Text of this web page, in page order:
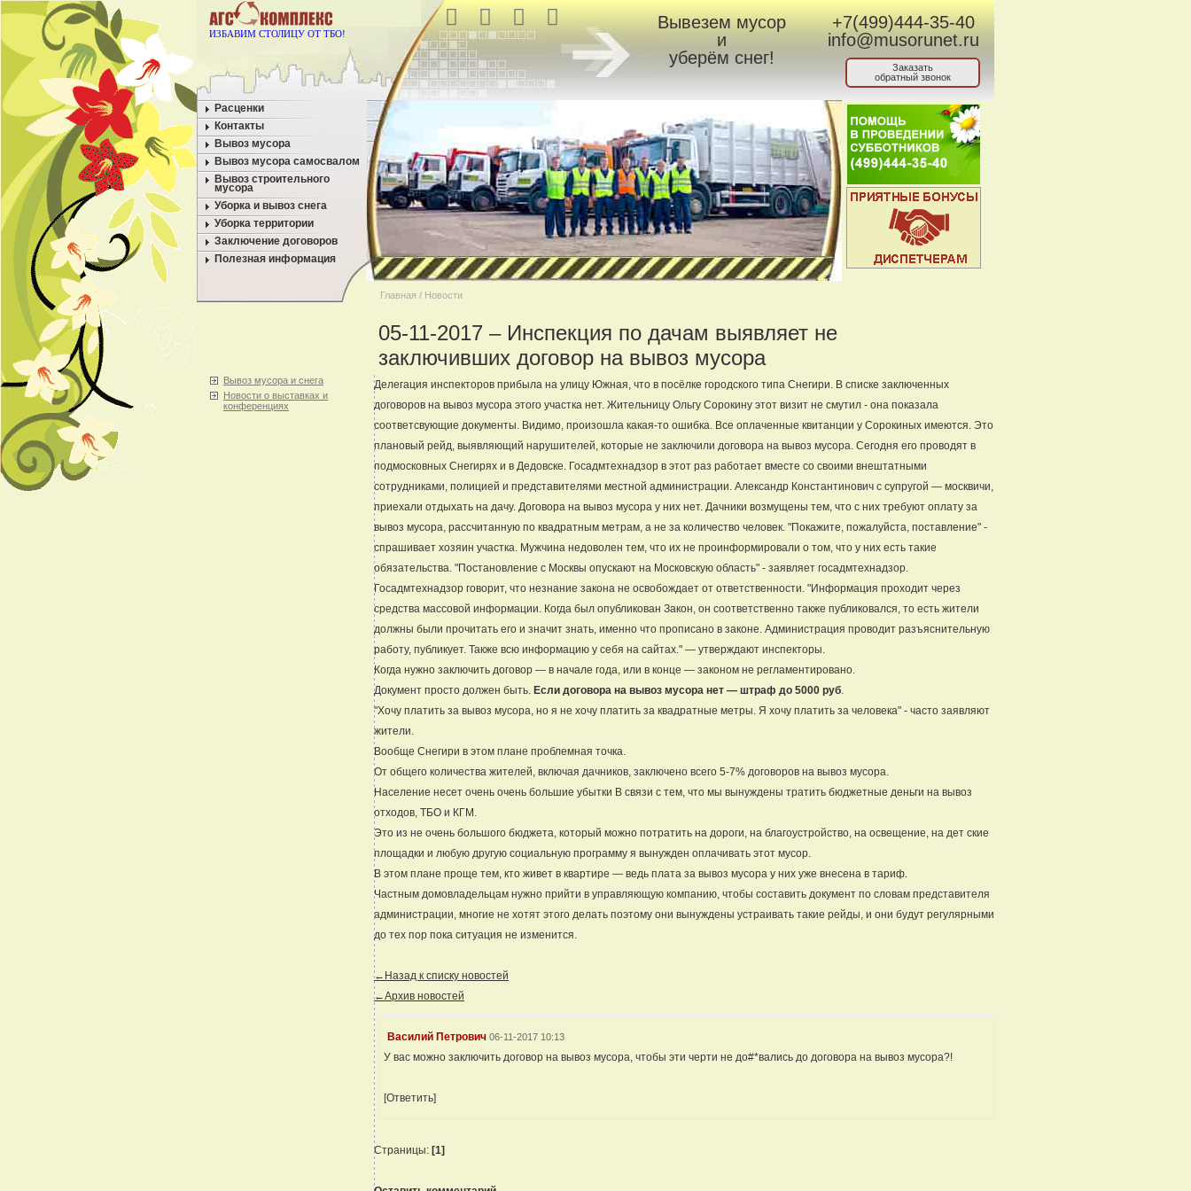
ИЗБАВИМ СТОЛИЦУ ОТ ТБО!
Вывезем мусор
и
уберём снег!
+7(499)444-35-40
info@musorunet.ru
Заказать
обратный звонок
Расценки
Контакты
Вывоз мусора
Вывоз мусора самосвалом
Вывоз строительного
мусора
Уборка и вывоз снега
Уборка территории
Заключение договоров
Полезная информация
Главная / Новости
05-11-2017 – Инспекция по дачам выявляет не
заключивших договор на вывоз мусора
Вывоз мусора и снега
Новости о выставках и
конференциях
Делегация инспекторов прибыла на улицу Южная, что в посёлке городского типа Снегири. В списке заключенных
договоров на вывоз мусора этого участка нет. Жительницу Ольгу Сорокину этот визит не смутил - она показала
соответсвующие документы. Видимо, произошла какая-то ошибка. Все оплаченные квитанции у Сорокиных имеются. Это
плановый рейд, выявляющий нарушителей, которые не заключили договора на вывоз мусора. Сегодня его проводят в
подмосковных Снегирях и в Дедовске. Госадмтехнадзор в этот раз работает вместе со своими внештатными
сотрудниками, полицией и представителями местной администрации. Александр Константинович с супругой — москвичи,
приехали отдыхать на дачу. Договора на вывоз мусора у них нет. Дачники возмущены тем, что с них требуют оплату за
вывоз мусора, рассчитанную по квадратным метрам, а не за количество человек. "Покажите, пожалуйста, поставление" -
спрашивает хозяин участка. Мужчина недоволен тем, что их не проинформировали о том, что у них есть такие
обязательства. "Постановление с Москвы опускают на Московскую область" - заявляет госадмтехнадзор.
Госадмтехнадзор говорит, что незнание закона не освобождает от ответственности. "Информация проходит через
средства массовой информации. Когда был опубликован Закон, он соответственно также публиковался, то есть жители
должны были прочитать его и значит знать, именно что прописано в законе. Администрация проводит разъяснительную
работу, публикует. Также всю информацию у себя на сайтах." — утверждают инспекторы.
Когда нужно заключить договор — в начале года, или в конце — законом не регламентировано.
Документ просто должен быть. Если договора на вывоз мусора нет — штраф до 5000 руб.
"Хочу платить за вывоз мусора, но я не хочу платить за квадратные метры. Я хочу платить за человека" - часто заявляют
жители.
Вообще Снегири в этом плане проблемная точка.
От общего количества жителей, включая дачников, заключено всего 5-7% договоров на вывоз мусора.
Население несет очень очень большие убытки В связи с тем, что мы вынуждены тратить бюджетные деньги на вывоз
отходов, ТБО и КГМ.
Это из не очень большого бюджета, который можно потратить на дороги, на благоустройство, на освещение, на дет ские
площадки и любую другую социальную программу я вынужден оплачивать этот мусор.
В этом плане проще тем, кто живет в квартире — ведь плата за вывоз мусора у них уже внесена в тариф.
Частным домовладельцам нужно прийти в управляющую компанию, чтобы составить документ по словам представителя
администрации, многие не хотят этого делать поэтому они вынуждены устраивать такие рейды, и они будут регулярными
до тех пор пока ситуация не изменится.
←Назад к списку новостей
←Архив новостей
Василий Петрович 06-11-2017 10:13
У вас можно заключить договор на вывоз мусора, чтобы эти черти не до#*вались до договора на вывоз мусора?!
[Ответить]
Страницы: [1]